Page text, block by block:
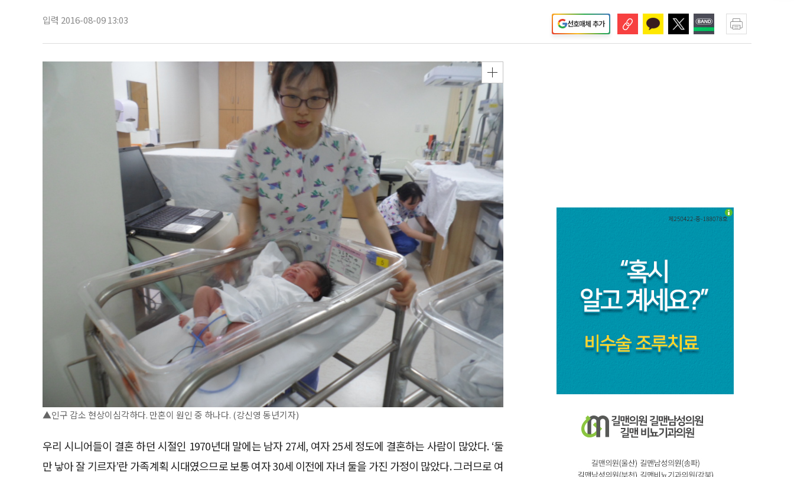
입력 2016-08-09 13:03 선호매체 추가
▲인구 감소 현상이심각하다. 만혼이 원인 중 하나다. (강신영 동년기자)
우리 시니어들이 결혼 하던 시절인 1970년대 말에는 남자 27세, 여자 25세 정도에 결혼하는 사람이 많았다. ‘둘
만 낳아 잘 기르자’란 가족계획 시대였으므로 보통 여자 30세 이전에 자녀 둘을 가진 가정이 많았다. 그러므로 여